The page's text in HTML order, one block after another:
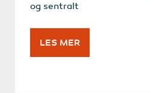
og sentralt
LES MER